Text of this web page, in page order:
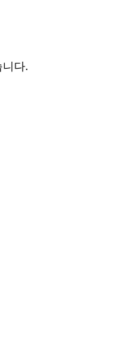
다.